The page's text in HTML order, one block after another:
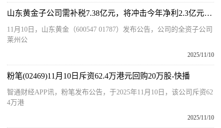
山东黄金子公司需补税7.38亿元，将冲击今年净利2.3亿元，今年前三季度净利增九成|每日快报
11月10日，山东黄金（600547 01787）发布公告，公司的全资子公司
莱州公
2025/11/10
粉笔(02469)11月10日斥资62.4万港元回购20万股-快播
智通财经APP讯，粉笔发布公告，于2025年11月10日，该公司斥资62
4万港
2025/11/10